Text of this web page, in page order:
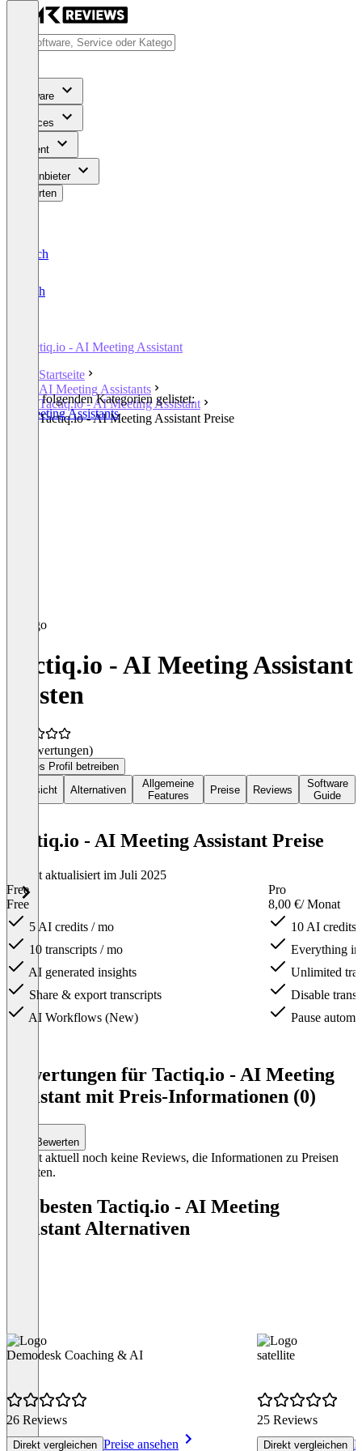
Software
Services
Content
Für Anbieter
Bewerten
Deutsch
English
Tactiq.io - AI Meeting Assistant
Startseite
AI Meeting Assistants
Tactiq.io - AI Meeting Assistant
Tactiq.io - AI Meeting Assistant Preise
In den folgenden Kategorien gelistet:
AI Meeting Assistants
Tactiq.io - AI Meeting Assistant
Kosten
(0 Bewertungen)
Dieses Profil betreiben
Übersicht
Alternativen
Allgemeine
Features
Preise Reviews
Software
Guide
Tactiq.io - AI Meeting Assistant Preise
Zuletzt aktualisiert im Juli 2025
Free
Free
5 AI credits / mo
10 transcripts / mo
AI generated insights
Share & export transcripts
AI Workflows (New)
Pro
8,00 €/ Monat
10 AI credits
Everything in
Unlimited
Disable
Pause
Bewertungen für Tactiq.io - AI Meeting
Assistant mit Preis-Informationen (0)
Bewerten
Es gibt aktuell noch keine Reviews, die Informationen zu Preisen
enthalten.
Die besten Tactiq.io - AI Meeting
Assistant Alternativen
Demodesk Coaching & AI
26 Reviews
Direkt vergleichen Preise ansehen
satellite
25 Reviews
Direkt vergleichen